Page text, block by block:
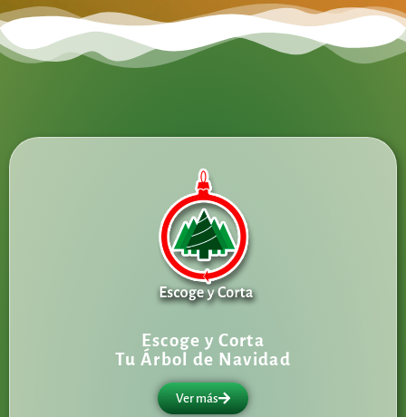
Escoge y Corta
Tu Árbol de Navidad
Ver más